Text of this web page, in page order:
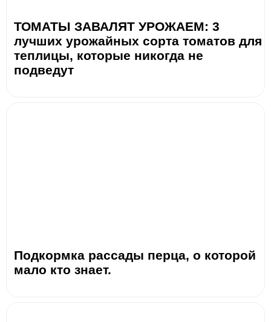
ТОМАТЫ ЗАВАЛЯТ УРОЖАЕМ: 3
лучших урожайных сорта томатов для
теплицы, которые никогда не
подведут
Подкормка рассады перца, о которой
мало кто знает.